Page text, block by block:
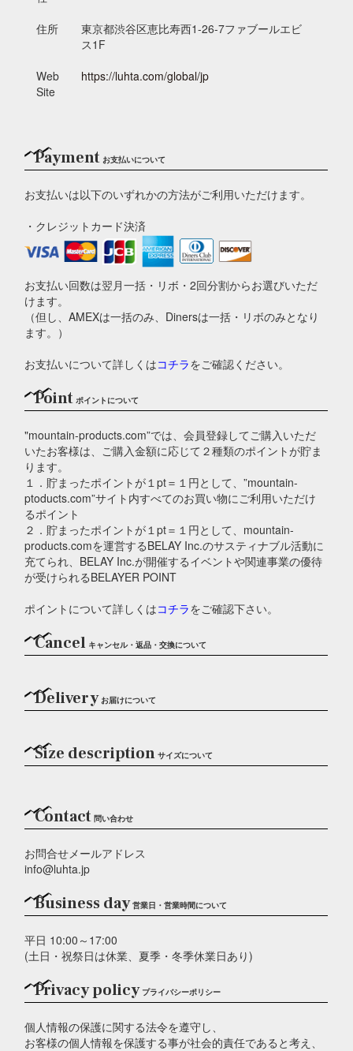
住所
東京都渋谷区恵比寿西1-26-7ファブールエビ
ス1F
Web
Site
https://luhta.com/global/jp
Payment お支払いについて
お支払いは以下のいずれかの方法がご利用いただけます。
・クレジットカード決済
お支払い回数は翌月一括・リボ・2回分割からお選びいただ
けます。
（但し、AMEXは一括のみ、Dinersは一括・リボのみとなり
ます。）
お支払いについて詳しくはコチラをご確認ください。
Point ポイントについて
"mountain-products.com”では、会員登録してご購入いただ
いたお客様は、ご購入金額に応じて２種類のポイントが貯ま
ります。
１．貯まったポイントが１pt＝１円として、”mountain-
ptoducts.com”サイト内すべてのお買い物にご利用いただけ
るポイント
２．貯まったポイントが１pt＝１円として、mountain-
products.comを運営するBELAY Inc.のサスティナブル活動に
充てられ、BELAY Inc.が開催するイベントや関連事業の優待
が受けられるBELAYER POINT
ポイントについて詳しくはコチラをご確認下さい。
Cancel キャンセル・返品・交換について
Deliveryお届けについて
Size description サイズについて
Contact 問い合わせ
お問合せメールアドレス
info@luhta.jp
Business day営業日・営業時間について
平日 10:00～17:00
(土日・祝祭日は休業、夏季・冬季休業日あり)
Privacy policy プライバシーポリシー
個人情報の保護に関する法令を遵守し、
お客様の個人情報を保護する事が社会的責任であると考え、